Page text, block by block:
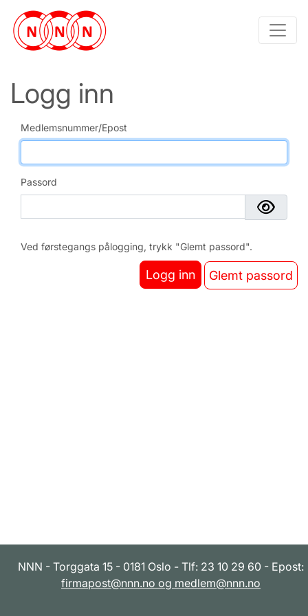
Logg inn
Medlemsnummer/Epost
Passord
Ved førstegangs pålogging, trykk "Glemt passord".
NNN - Torggata 15 - 0181 Oslo - Tlf: 23 10 29 60 - Epost:
firmapost@nnn.no og medlem@nnn.no